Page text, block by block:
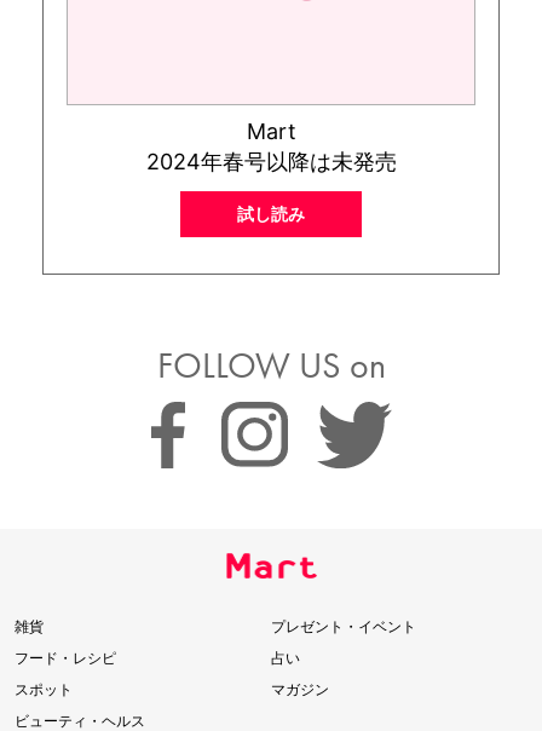
Mart
2024年春号以降は未発売
試し読み
FOLLOW US on
雑貨
フード・レシピ
スポット
ビューティ・ヘルス
プレゼント・イベント
占い
マガジン